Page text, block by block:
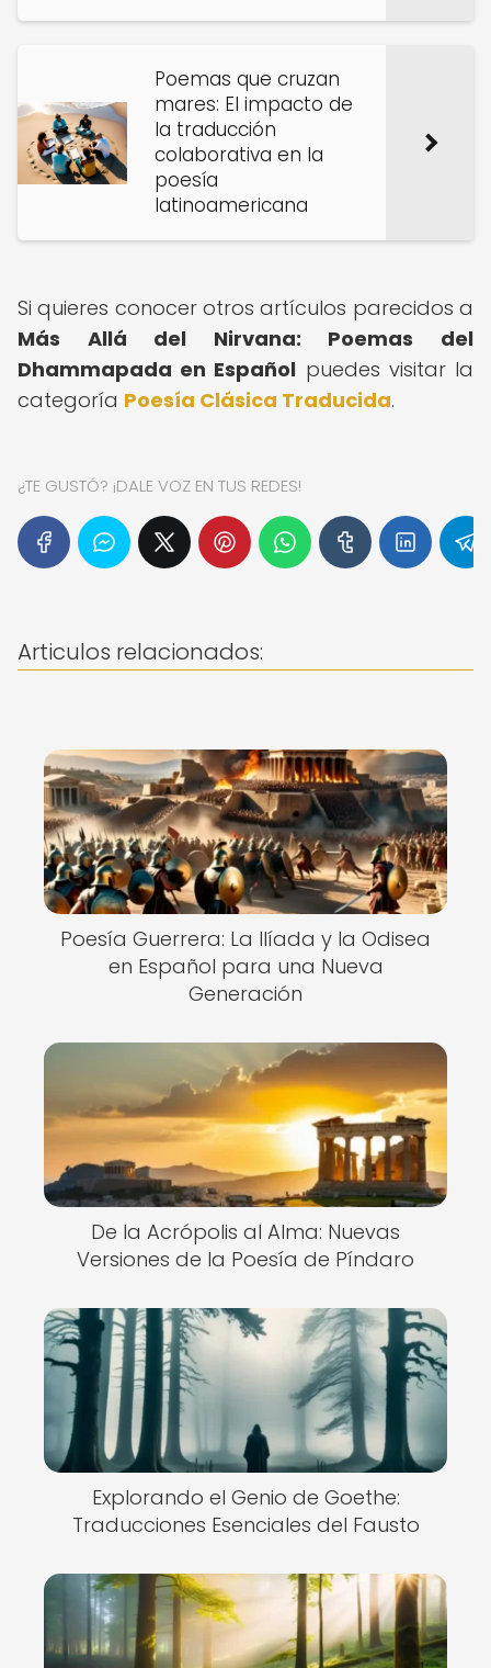
Poemas que cruzan
mares: El impacto de
la traducción
colaborativa en la
poesía
latinoamericana
Si quieres conocer otros artículos parecidos a
Más Allá del Nirvana: Poemas del
Dhammapada en Español puedes visitar la
categoría Poesía Clásica Traducida.
¿TE GUSTÓ? ¡DALE VOZ EN TUS REDES!
Articulos relacionados:
Poesía Guerrera: La Ilíada y la Odisea
en Español para una Nueva
Generación
De la Acrópolis al Alma: Nuevas
Versiones de la Poesía de Píndaro
Explorando el Genio de Goethe:
Traducciones Esenciales del Fausto